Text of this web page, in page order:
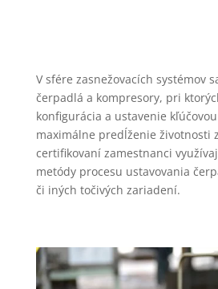
V sfére zasnežovacích systémov
čerpadlá a kompresory, pri
konfigurácia a ustavenie
maximálne predĺženie životnosti
certifikovaní zamestnanci
metódy procesu ustavovania
či iných točivých zariadení.